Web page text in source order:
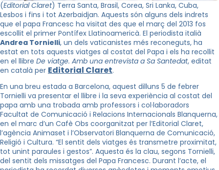
(Editorial Claret) Terra Santa, Brasil, Corea, Sri Lanka, Cuba,
Lesbos i fins i tot Azerbaidjan. Aquests són alguns dels indrets
que el papa Francesc ha visitat des que el març del 2013 fos
escollit el primer Pontífex Llatinoamericà. El periodista italià
Andrea Tornielli, un dels vaticanistes més reconeguts, ha
estat en tots aquests viatges al costat del Papa i els ha recollit
en el llibre De viatge. Amb una entrevista a Sa Santedat, editat
en català per Editorial Claret.
En una breu estada a Barcelona, aquest dilluns 5 de febrer
Tornielli va presentar el llibre i la seva experiència al costat del
papa amb una trobada amb professors i col·laboradors
Facultat de Comunicació i Relacions Internacionals Blanquerna,
en el marc d’un Cafè Obs coorganitzat per l’Editorial Claret,
l’agència Animaset i l’Observatori Blanquerna de Comunicació,
Religió i Cultura. “El sentit dels viatges és transmetre proximitat,
tot unint paraules i gestos”. Aquesta és la clau, segons Tornielli,
del sentit dels missatges del Papa Francesc. Durant l’acte, el